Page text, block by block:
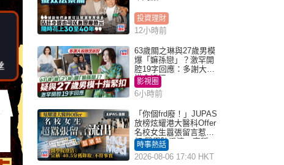
投資理財
12小時前
63歲關之琳與27歲男模
爆「嫲孫戀」？激罕開
腔19字回應：多謝大家
掛念近況
影視圈
6小時前
「你個frd廢！」JUPAS
放榜炫耀港大醫科Offer
名校女生囂張留言惹眾
怒 醫學院澄清：宣稱
「40.5分獲錄取」不符事
實｜Juicy叮
時事熱話
2026-08-06 17:40 HKT